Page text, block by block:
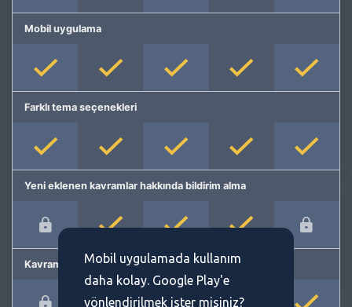
Mobil uygulama
Farklı tema seçenekleri
Yeni eklenen kavramlar hakkında bildirim alma
Kavram önermeMobil uygulamada kullanım
daha kolay. Google Play'e
yönlendirilmek ister misiniz?